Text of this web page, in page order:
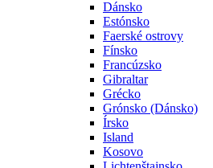
Dánsko
Estónsko
Faerské ostrovy
Fínsko
Francúzsko
Gibraltar
Grécko
Grónsko (Dánsko)
Írsko
Island
Kosovo